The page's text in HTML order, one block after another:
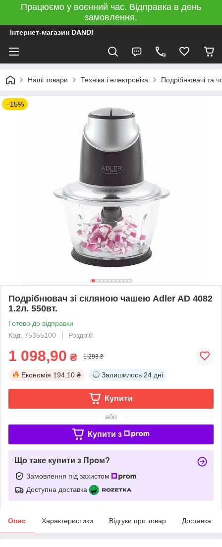
Працюємо у воєнний час. Відправка в день
замовлення.
Інтернет-магазин DANDI
Наші товари Техніка і електроніка Подрібнювачі та
–15%
Подрібнювач зі скляною чашею Adler AD 4082
1.2л. 550вт.
Готово до відправки
Код: 75355100
Роздріб
1 098,90 ₴ 1 293 ₴
Економія 194.10 ₴ Залишилось 24 дні
Купити
або
Купити з
Що таке купити з Пром?
Замовлення під захистом
Доступна доставка
Опис Характеристики Відгуки про товар Доставка